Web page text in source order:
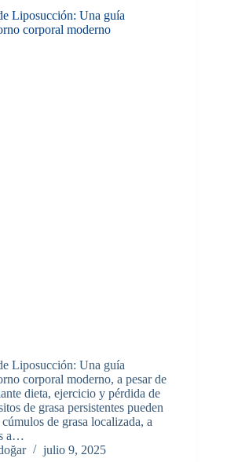
Liposucción: Una guía
corporal moderno
Liposucción: Una guía
corporal moderno, a pesar de
dieta, ejercicio y pérdida de
de grasa persistentes pueden
de grasa localizada, a
a…
julio 9, 2025